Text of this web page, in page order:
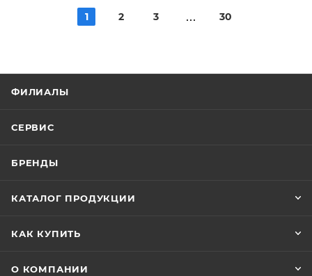
1 2 3 30
ФИЛИАЛЫ
СЕРВИС
БРЕНДЫ
КАТАЛОГ ПРОДУКЦИИ
КАК КУПИТЬ
О КОМПАНИИ